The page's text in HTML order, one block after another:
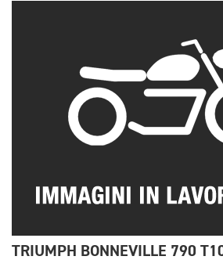
TRIUMPH BONNEVILLE 790